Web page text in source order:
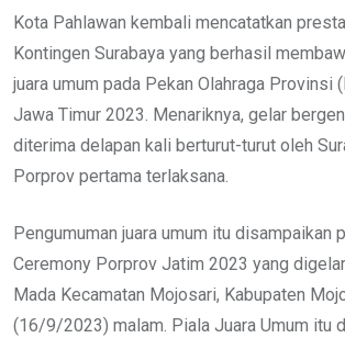
Kota Pahlawan kembali mencatatkan
Kontingen Surabaya yang berhasil
juara umum pada Pekan Olahraga Provinsi
Jawa Timur 2023. Menariknya, gelar
diterima delapan kali berturut-turut oleh
Porprov pertama terlaksana.
Pengumuman juara umum itu disampaikan
Ceremony Porprov Jatim 2023 yang
Mada Kecamatan Mojosari, Kabupaten
(16/9/2023) malam. Piala Juara Umum itu